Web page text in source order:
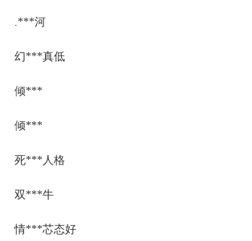
.***河
幻***真低
倾***
倾***
死***人格
双***牛
情***芯态好